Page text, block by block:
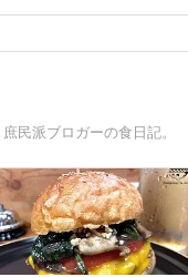
民派ブロガーの食日記。